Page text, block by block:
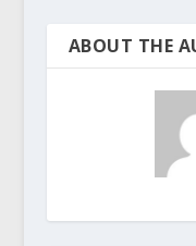
ABOUT THE